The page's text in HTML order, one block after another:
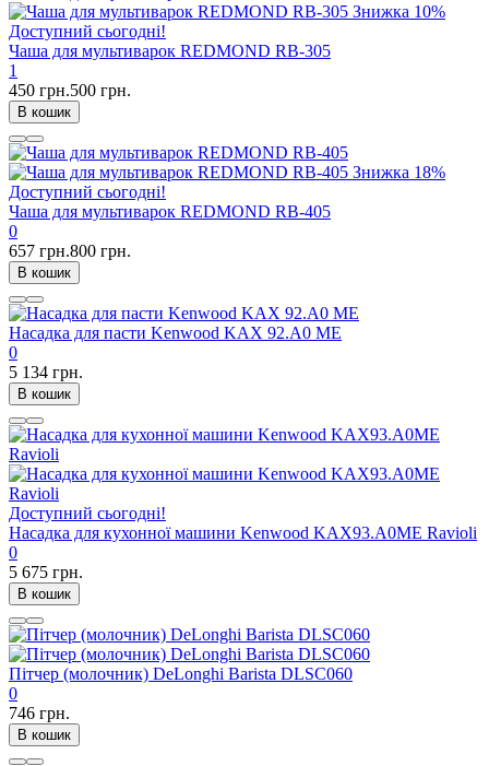
Знижка 10%
Доступний сьогодні!
Чаша для мультиварок REDMOND RB-305
1
450 грн.500 грн.
В кошик
Знижка 18%
Доступний сьогодні!
Чаша для мультиварок REDMOND RB-405
0
657 грн.800 грн.
В кошик
Насадка для пасти Kenwood KAX 92.A0 ME
0
5 134 грн.
В кошик
Доступний сьогодні!
Насадка для кухонної машини Kenwood KAX93.A0ME Ravioli
0
5 675 грн.
В кошик
Пітчер (молочник) DeLonghi Barista DLSC060
0
746 грн.
В кошик